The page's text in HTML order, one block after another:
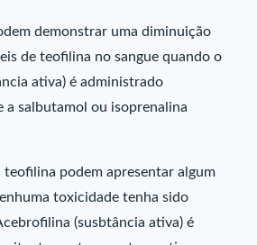
demonstrar uma diminuição
de teofilina no sangue quando o
ativa) é administrado
salbutamol ou isoprenalina
teofilina podem apresentar algum
toxicidade tenha sido
(susbtância ativa) é